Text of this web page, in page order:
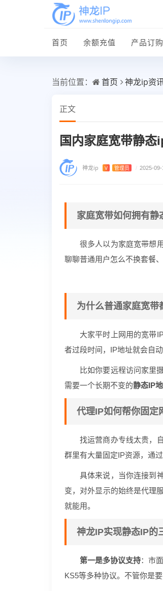
首页 余额充值 产品订购
当前位置： 首页 神龙ip资
正文
国内家庭宽带静
神龙ip V 管理员 / 2025-
家庭宽带如何拥有静
很多人以为家庭宽带想
聊聊普通用户怎么不换套餐
为什么普通家庭宽带
大家平时上网用的宽带
者过段时间，IP地址就会自
比如你要远程访问家里
需要一个长期不变的静态IP
代理IP如何帮你固定
找运营商办专线太贵，
群里有大量固定IP资源，通
具体来说，当你连接到
变，对外显示的始终是代理
就能用。
神龙IP实现静态IP的
第一是多协议支持：市
KS5等多种协议。不管你是